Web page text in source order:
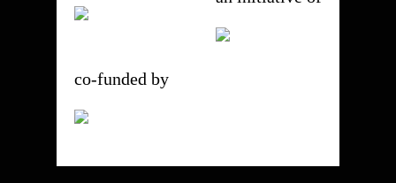
co-funded by